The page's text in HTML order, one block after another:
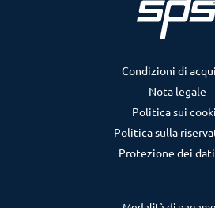
Condizioni di
Nota legale
Politica sui
Politica sulla
Protezione dei dati